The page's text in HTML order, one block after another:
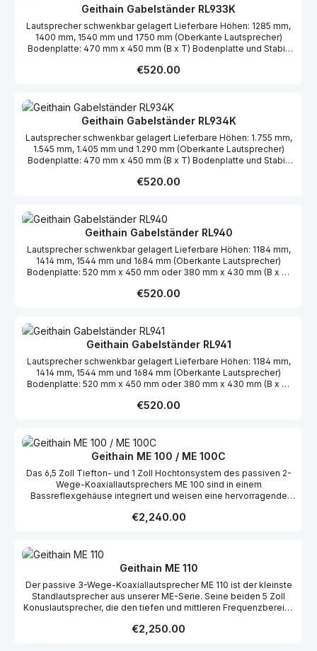
Geithain Gabelständer RL933K
Lautsprecher schwenkbar gelagert Lieferbare Höhen: 1285 mm,
1400 mm, 1540 mm und 1750 mm (Oberkante Lautsprecher)
Bodenplatte: 470 mm x 450 mm (B x T) Bodenplatte und Stabi-
Regular price:
€520.00
Geithain Gabelständer RL934K
Lautsprecher schwenkbar gelagert Lieferbare Höhen: 1.755 mm,
1.545 mm, 1.405 mm und 1.290 mm (Oberkante Lautsprecher)
Bodenplatte: 470 mm x 450 mm (B x T) Bodenplatte und Stabi-
Regular price:
€520.00
Geithain Gabelständer RL940
Lautsprecher schwenkbar gelagert Lieferbare Höhen: 1184 mm,
1414 mm, 1544 mm und 1684 mm (Oberkante Lautsprecher)
Bodenplatte: 520 mm x 450 mm oder 380 mm x 430 mm (B x T)
pulverbeschichtet
Regular price:
€520.00
Geithain Gabelständer RL941
Lautsprecher schwenkbar gelagert Lieferbare Höhen: 1184 mm,
1414 mm, 1544 mm und 1684 mm (Oberkante Lautsprecher)
Bodenplatte: 520 mm x 450 mm oder 380 mm x 430 mm (B x T)
pulverbeschichtet
Regular price:
€520.00
Geithain ME 100 / ME 100C
Das 6,5 Zoll Tiefton- und 1 Zoll Hochtonsystem des passiven 2-
Wege-Koaxiallautsprechers ME 100 sind in einem
Bassreflexgehäuse integriert und weisen eine hervorragende
Hochtonbereich erlaubt eine unkomplizierte Platzierung des
ausgewogenes Hörerlebnis erzielt. Der ME 100 eignet sich sehr
gut als Front- und Effektlautsprecher in Surroundanlagen. Als
Centerlautsprecher wurde der ME 100C entwickelt, welcher durch
seine geringe Bauhöhe oftmals besser integriert werden kann.
Zudem lässt sich der Lautsprecher durch seine
höhenverstellbaren Füße im Gehäuseboden bis zu 15° nach oben
ist. In akustischer und technischer Hinsicht steht der
Regular price:
€2,240.00
Geithain ME 110
Der passive 3-Wege-Koaxiallautsprecher ME 110 ist der kleinste
Standlautsprecher aus unserer ME-Serie. Seine beiden 5 Zoll
Konuslautsprecher, die den tiefen und mittleren Frequenzbereich
überzeugen, sind in einem Bassreflexgehäuse mit nach unten
Regular price:
€2,250.00